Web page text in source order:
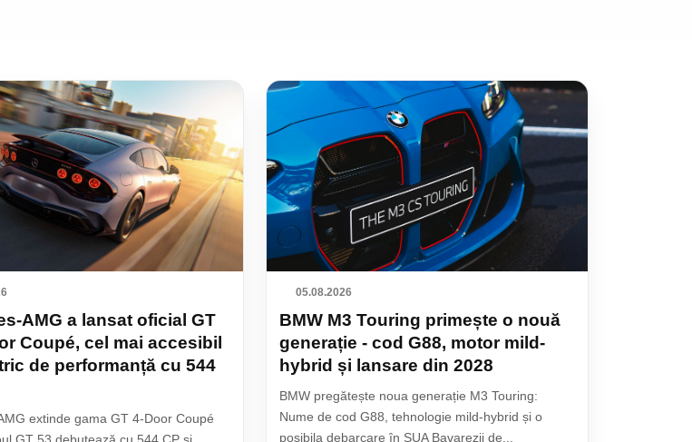
AMG a lansat oficial GT
Coupé, cel mai accesibil
de performanță cu 544
extinde gama GT 4-Door Coupé
05.08.2026
BMW M3 Touring primește o nouă
generație - cod G88, motor mild-
hybrid și lansare din 2028
BMW pregătește noua generație M3 Touring:
Nume de cod G88, tehnologie mild-hybrid și o
posibila debarcare în SUA Bavarezii de...